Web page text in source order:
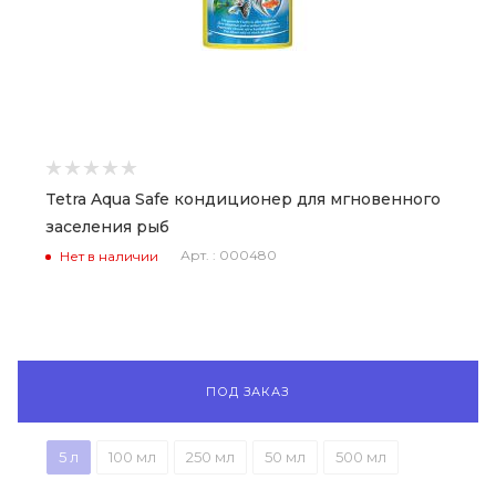
Tetra Aqua Safe кондиционер для мгновенного
заселения рыб
Нет в наличии Арт. : 000480
ПОД ЗАКАЗ
5 л 100 мл 250 мл 50 мл 500 мл